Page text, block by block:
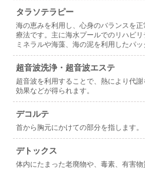
タラソテラピー
海の恵みを利用し、心身のバランスを
療法です。主に海水プールでのリハビ
ミネラルや海藻、海の泥を利用したパッ
超音波洗浄・超音波エステ
超音波を利用することで、熱により代
効果などが得られます。
デコルテ
首から胸元にかけての部分を指します。
デトックス
体内にたまった老廃物や、毒素、有害